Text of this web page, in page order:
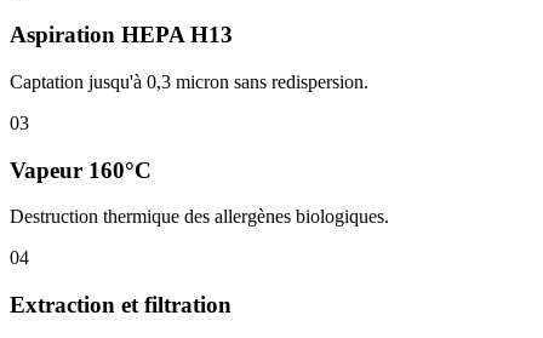
Aspiration HEPA H13
Captation jusqu'à 0,3 micron sans redispersion.
03
Vapeur 160°C
Destruction thermique des allergènes biologiques.
04
Extraction et filtration